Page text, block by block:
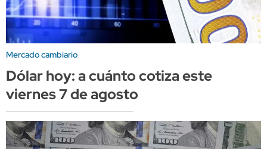
Mercado cambiario
Dólar hoy: a cuánto cotiza este
viernes 7 de agosto